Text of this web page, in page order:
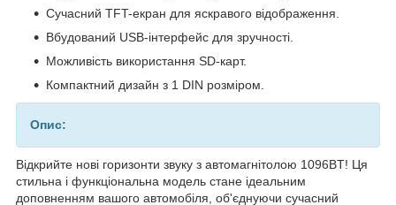
Сучасний TFT-екран для яскравого відображення.
Вбудований USB-інтерфейс для зручності.
Можливість використання SD-карт.
Компактний дизайн з 1 DIN розміром.
Опис:
Відкрийте нові горизонти звуку з автомагнітолою 1096BT! Ця
стильна і функціональна модель стане ідеальним
доповненням вашого автомобіля, об'єднуючи сучасний